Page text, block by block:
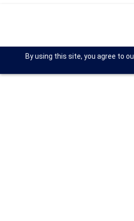
By using this site, you agree to